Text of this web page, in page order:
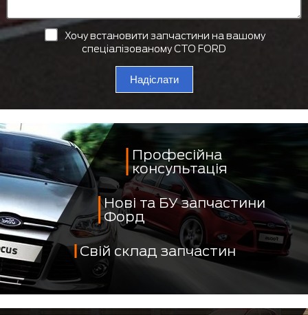
Хочу встановити запчастини на вашому
спеціалізованому СТО FORD
Надіслати
Професійна
консультація
Нові та БУ запчастини
Форд
Свій склад запчастин